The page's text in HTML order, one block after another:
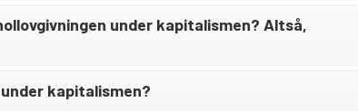
under kapitalismen? Altså,
kapitalismen?